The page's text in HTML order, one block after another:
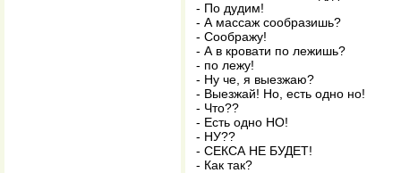
- По дудим!
- А массаж сообразишь?
- Соображу!
- А в кровати по лежишь?
- по лежу!
- Ну че, я выезжаю?
- Выезжай! Но, есть одно но!
- Что??
- Есть одно НО!
- НУ??
- СЕКСА НЕ БУДЕТ!
- Как так?